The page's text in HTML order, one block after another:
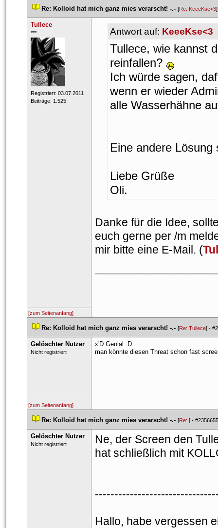
Re: Kolloid hat mich ganz mies verarscht! -.- [Re: KeeeKse<3
Tullece
***​
Registriert: 03.07.2011
Beiträge: 1.525
Antwort auf: KeeeKse<3
Tullece, wie kannst
reinfallen?
Ich würde sagen,
wenn er wieder
alle Wasserhähne
Eine andere Lösung
Liebe Grüße
Oli.
Danke für die Idee,
euch gerne per /m
mir bitte eine E-Mail. (
[zum Seitenanfang]
Re: Kolloid hat mich ganz mies verarscht! -.- [Re: Tullece] -
Gelöschter Nutzer
Nicht registriert
x'D Genial :D
man könnte diesen Threat schon fast
[zum Seitenanfang]
Re: Kolloid hat mich ganz mies verarscht! -.- [Re: ] - #2356655
Gelöschter Nutzer
Nicht registriert
Ne, der Screen den
hat schließlich mit
Hallo, habe vergessen